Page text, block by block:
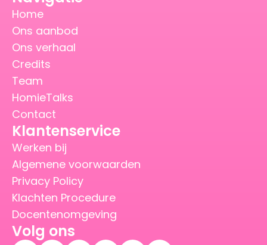
Home
Ons aanbod
Ons verhaal
Credits
Team
HomieTalks
Contact
Klantenservice
Werken bij
Algemene voorwaarden
Privacy Policy
Klachten Procedure
Docentenomgeving
Volg ons